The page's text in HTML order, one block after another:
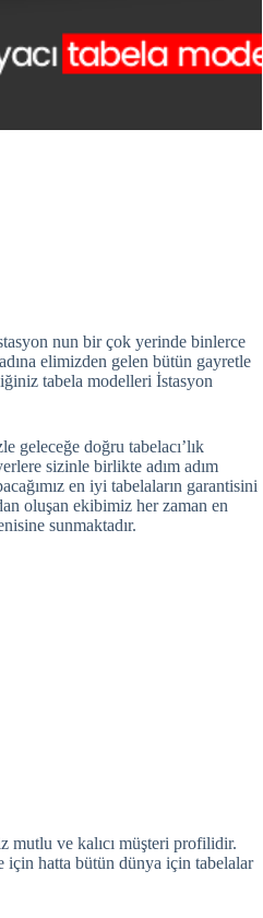
nun bir çok yerinde binlerce
elimizden gelen bütün gayretle
tabela modelleri İstasyon
geleceğe doğru tabelacı’lık
sizinle birlikte adım adım
en iyi tabelaların garantisini
oluşan ekibimiz her zaman en
sunmaktadır.
mutlu ve kalıcı müşteri profilidir.
hatta bütün dünya için tabelalar